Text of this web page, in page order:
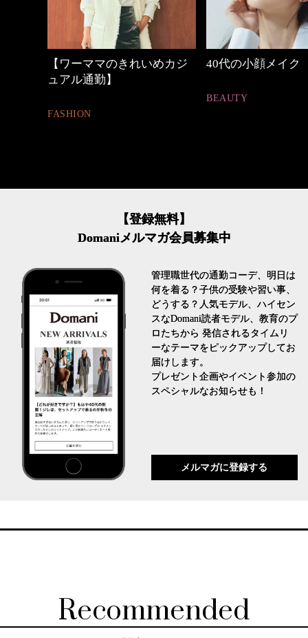
【ワーママのきれいめカジ
ュアル通勤】
FASHION
40代の小顔メイク
BEAUTY
【登録無料】
Domaniメルマガ会員募集中
管理職世代の通勤コーデ、明日は
何を着る？子供の受験や習い事、
どうする？人気モデル、ハイセン
スなDomani読者モデル、教育のプ
ロたちから 発信されるタイムリ
ーなテーマをピックアップしてお
届けします。
プレゼント企画やイベント参加の
スペシャルなお知らせも！
メルマガに登録する
Recommended